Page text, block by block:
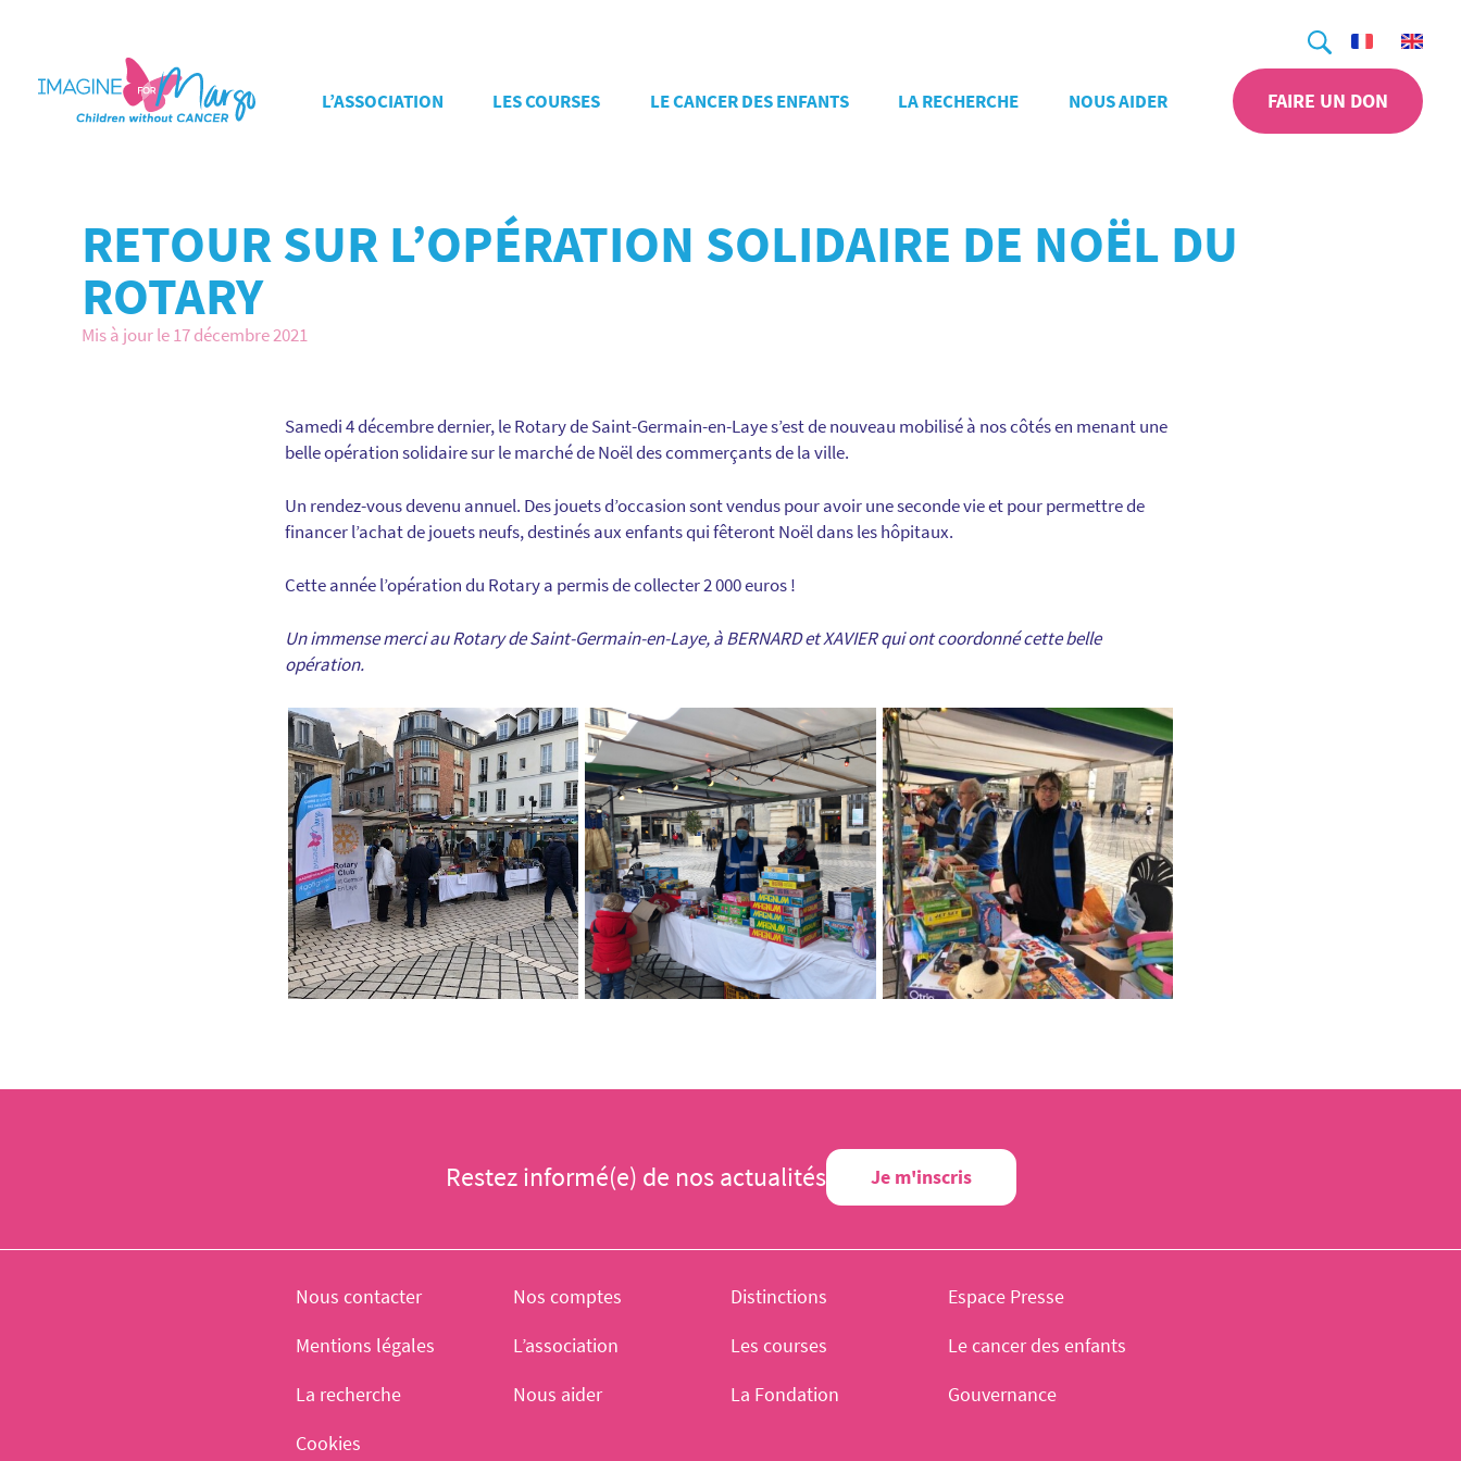
Recherche
L’ASSOCIATION LES COURSES LE CANCER DES ENFANTS LA RECHERCHE NOUS AIDER FAIRE UN DON
RETOUR SUR L’OPÉRATION SOLIDAIRE DE NOËL DU
ROTARY
Mis à jour le 17 décembre 2021
Samedi 4 décembre dernier, le Rotary de Saint-Germain-en-Laye s’est de nouveau mobilisé à nos côtés en menant une
belle opération solidaire sur le marché de Noël des commerçants de la ville.
Un rendez-vous devenu annuel. Des jouets d’occasion sont vendus pour avoir une seconde vie et pour permettre de
financer l’achat de jouets neufs, destinés aux enfants qui fêteront Noël dans les hôpitaux.
Cette année l’opération du Rotary a permis de collecter 2 000 euros !
Un immense merci au Rotary de Saint-Germain-en-Laye, à BERNARD et XAVIER qui ont coordonné cette belle
opération.
Restez informé(e) de nos actualités Je m'inscris
Nous contacter Nos comptes Distinctions
Espace Presse
Mentions légales
L’association Les courses
Le cancer des enfants
La recherche
Nous aider La Fondation
Gouvernance
Cookies